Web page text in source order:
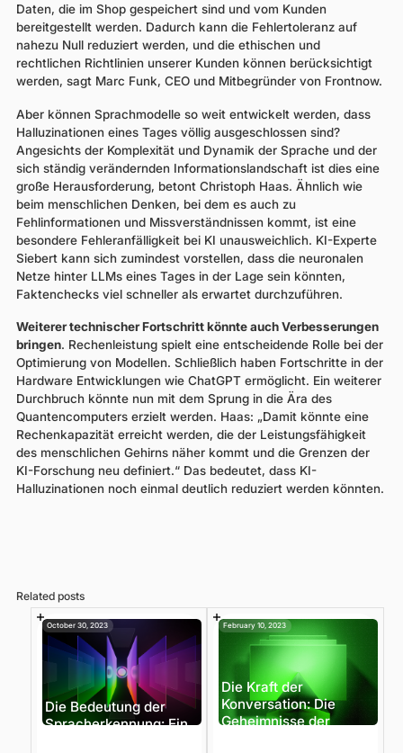
Daten, die im Shop gespeichert sind und vom Kunden
bereitgestellt werden. Dadurch kann die Fehlertoleranz auf
nahezu Null reduziert werden, und die ethischen und
rechtlichen Richtlinien unserer Kunden können berücksichtigt
werden, sagt Marc Funk, CEO und Mitbegründer von Frontnow.
Aber können Sprachmodelle so weit entwickelt werden, dass
Halluzinationen eines Tages völlig ausgeschlossen sind?
Angesichts der Komplexität und Dynamik der Sprache und der
sich ständig verändernden Informationslandschaft ist dies eine
große Herausforderung, betont Christoph Haas. Ähnlich wie
beim menschlichen Denken, bei dem es auch zu
Fehlinformationen und Missverständnissen kommt, ist eine
besondere Fehleranfälligkeit bei KI unausweichlich. KI-Experte
Siebert kann sich zumindest vorstellen, dass die neuronalen
Netze hinter LLMs eines Tages in der Lage sein könnten,
Faktenchecks viel schneller als erwartet durchzuführen.
Weiterer technischer Fortschritt könnte auch Verbesserungen
bringen. Rechenleistung spielt eine entscheidende Rolle bei der
Optimierung von Modellen. Schließlich haben Fortschritte in der
Hardware Entwicklungen wie ChatGPT ermöglicht. Ein weiterer
Durchbruch könnte nun mit dem Sprung in die Ära des
Quantencomputers erzielt werden. Haas: „Damit könnte eine
Rechenkapazität erreicht werden, die der Leistungsfähigkeit
des menschlichen Gehirns näher kommt und die Grenzen der
KI-Forschung neu definiert.“ Das bedeutet, dass KI-
Halluzinationen noch einmal deutlich reduziert werden könnten.
Related posts
October 30, 2023
Die Bedeutung der
Spracherkennung: Ein
February 10, 2023
Die Kraft der
Konversation: Die
Geheimnisse der